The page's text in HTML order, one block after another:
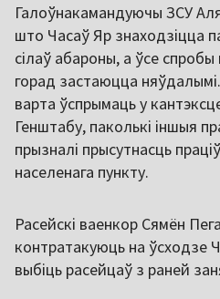
Галоўнакамандуючы ЗСУ
што Часаў Яр знаходзіцца
сілаў абароны, а ўсе спробы
горад застаюцца
варта ўспрымаць у
Генштабу, паколькі іншыя
прызналі прысутнасць
населенага пункту.
Расейскі ваенкор Сямён
контратакуюць на ўсходзе
выбіць расейцаў з раней